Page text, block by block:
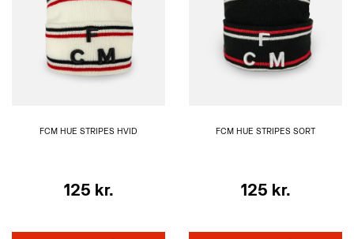
FCM HUE STRIPES HVID
125 kr.
FCM HUE STRIPES SORT
125 kr.